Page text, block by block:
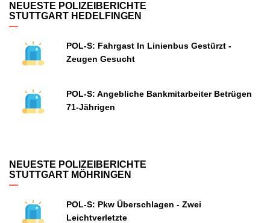
NEUESTE POLIZEIBERICHTE
STUTTGART HEDELFINGEN
POL-S: Fahrgast In Linienbus Gestürzt -
Zeugen Gesucht
POL-S: Angebliche Bankmitarbeiter Betrügen
71-Jährigen
NEUESTE POLIZEIBERICHTE
STUTTGART MÖHRINGEN
POL-S: Pkw Überschlagen - Zwei
Leichtverletzte